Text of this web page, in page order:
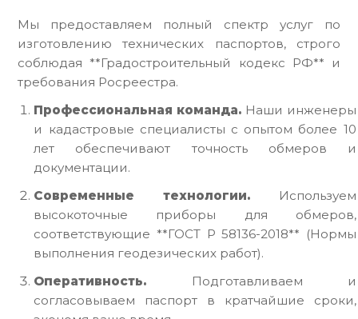
Мы предоставляем полный спектр услуг по
изготовлению технических паспортов, строго
соблюдая **Градостроительный кодекс РФ** и
требования Росреестра.
Профессиональная команда. Наши инженеры
и кадастровые специалисты с опытом более 10
лет обеспечивают точность обмеров и
документации.
Современные технологии. Используем
высокоточные приборы для обмеров,
соответствующие **ГОСТ Р 58136-2018** (Нормы
выполнения геодезических работ).
Оперативность. Подготавливаем и
согласовываем паспорт в кратчайшие сроки,